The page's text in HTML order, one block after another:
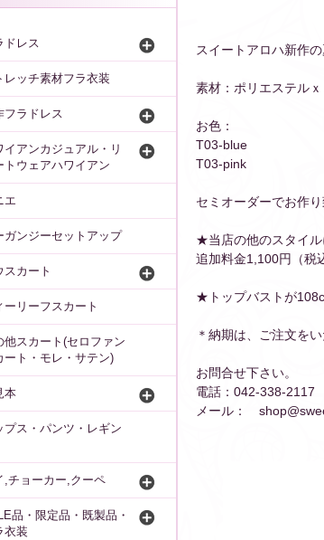
スイートアロハ新作
素材：ポリエステル
お色：
T03-blue
T03-pink
セミオーダーでお作
★当店の他のスタイル
追加料金1,100円（税
★トップバストが
＊納期は、ご注文を
お問合せ下さい。
電話：042-338-2117
メール：
ドレス
レッチ素材フラ衣装
フラドレス
イアンカジュアル・リ
トウェアハワイアン
エ
ガンジーセットアップ
スカート
ーリーフスカート
他スカート(セロファン
ート・モレ・サテン)
本
プス・パンツ・レギン
,チョーカー,クーペ
品・限定品・既製品・
衣装